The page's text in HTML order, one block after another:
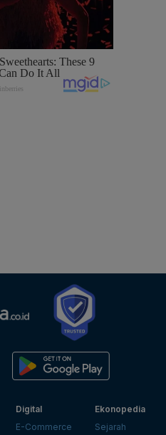
Digital
E-Commerce
Ekonopedia
Sejarah